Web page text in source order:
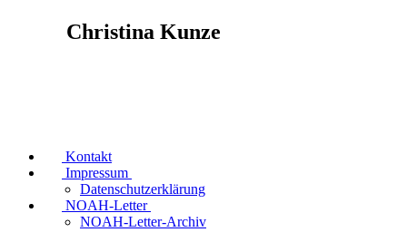
Christina Kunze
Kontakt
Impressum
Datenschutzerklärung
NOAH-Letter
NOAH-Letter-Archiv